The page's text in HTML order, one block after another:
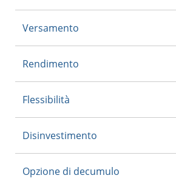
Versamento
Rendimento
Flessibilità
Disinvestimento
Opzione di decumulo